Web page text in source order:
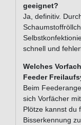
geeignet?
Ja, definitiv.
schnell und
Welches
Feeder
Beim
sich Vorfächer
Plötze kannst du
Bisserkennung